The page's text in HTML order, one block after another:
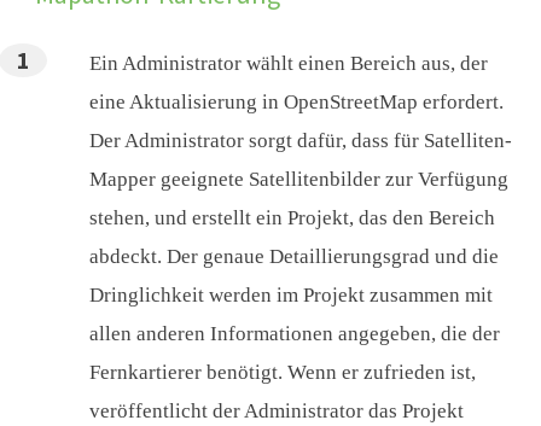
Ein Administrator wählt einen Bereich aus, der
eine Aktualisierung in OpenStreetMap erfordert.
Der Administrator sorgt dafür, dass für Satelliten-
Mapper geeignete Satellitenbilder zur Verfügung
stehen, und erstellt ein Projekt, das den Bereich
abdeckt. Der genaue Detaillierungsgrad und die
Dringlichkeit werden im Projekt zusammen mit
allen anderen Informationen angegeben, die der
Fernkartierer benötigt. Wenn er zufrieden ist,
veröffentlicht der Administrator das Projekt